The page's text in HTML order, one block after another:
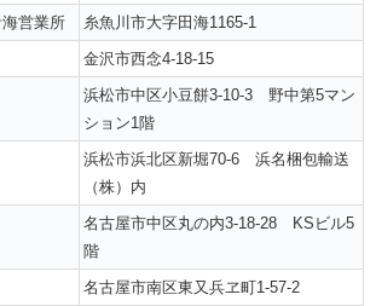
営業所
糸魚川市大字田海1165-1
金沢市西念4-18-15
浜松市中区小豆餅3-10-3 野中第5マン
ション1階
浜松市浜北区新堀70-6 浜名梱包輸送
（株）内
名古屋市中区丸の内3-18-28 KSビル5
階
名古屋市南区東又兵ヱ町1-57-2